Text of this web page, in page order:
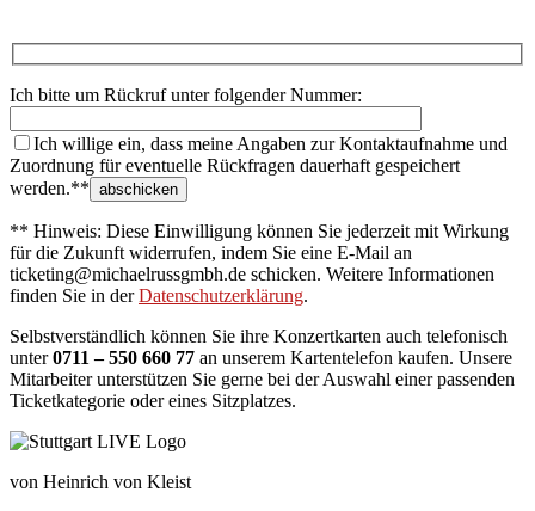
Ich bitte um Rückruf unter folgender Nummer:
Ich willige ein, dass meine Angaben zur Kontaktaufnahme und
Zuordnung für eventuelle Rückfragen dauerhaft gespeichert
werden.**
** Hinweis: Diese Einwilligung können Sie jederzeit mit Wirkung
für die Zukunft widerrufen, indem Sie eine E-Mail an
ticketing@michaelrussgmbh.de schicken. Weitere Informationen
finden Sie in derDatenschutzerklärung.
Selbstverständlich können Sie ihre Konzertkarten auch telefonisch
unter0711 – 550 660 77 an unserem Kartentelefon kaufen. Unsere
Mitarbeiter unterstützen Sie gerne bei der Auswahl einer passenden
Ticketkategorie oder eines Sitzplatzes.
von Heinrich von Kleist